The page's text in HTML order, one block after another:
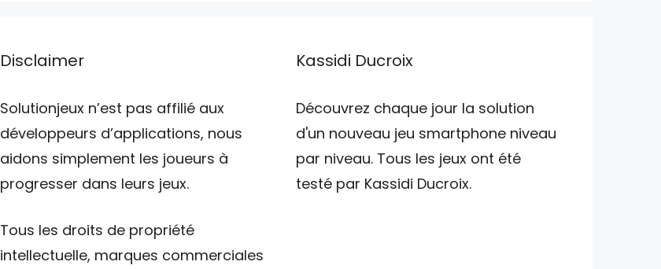
Disclaimer
Solutionjeux n’est pas affilié aux
développeurs d’applications, nous
aidons simplement les joueurs à
progresser dans leurs jeux.
Tous les droits de propriété
intellectuelle, marques commerciales
Kassidi Ducroix
Découvrez chaque jour la solution
d'un nouveau jeu smartphone niveau
par niveau. Tous les jeux ont été
testé par Kassidi Ducroix.